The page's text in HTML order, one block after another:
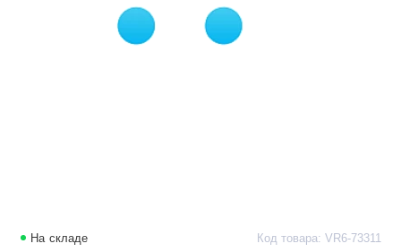
На складе Код товара: VR6-73311